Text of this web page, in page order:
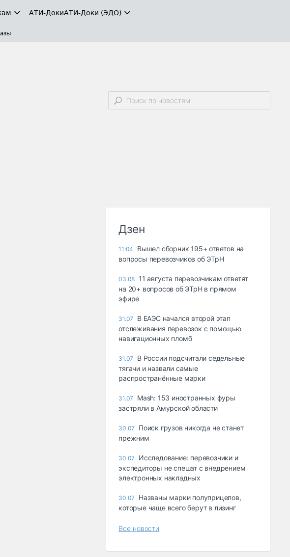
АТИ-ДокиАТИ-Доки (ЭДО)
Дзен
11:04
Вышел сборник 195+ ответов на
вопросы перевозчиков об ЭТрН
03.08 11 августа перевозчикам ответят
на 20+ вопросов об ЭТрН в прямом
эфире
31.07
В ЕАЭС начался второй этап
отслеживания перевозок с помощью
навигационных пломб
31.07
В России подсчитали седельные
тягачи и назвали самые
распространённые марки
31.07
Mash: 153 иностранных фуры
застряли в Амурской области
30.07
Поиск грузов никогда не станет
прежним
30.07
Исследование: перевозчики и
экспедиторы не спешат с внедрением
электронных накладных
30.07
Названы марки полуприцепов,
которые чаще всего берут в лизинг
Все новости